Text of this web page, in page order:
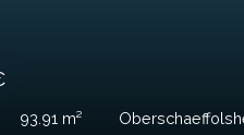
4pièces